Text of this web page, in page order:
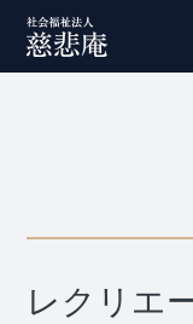
レクリエ